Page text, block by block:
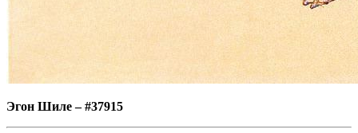
Эгон Шиле–#37915